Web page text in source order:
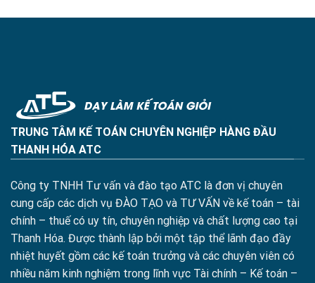
TRUNG TÂM KẾ TOÁN CHUYÊN NGHIỆP HÀNG ĐẦU
THANH HÓA ATC
Công ty TNHH Tư vấn và đào tạo ATC là đơn vị chuyên
cung cấp các dịch vụ ĐÀO TẠO và TƯ VẤN về kế toán – tài
chính – thuế có uy tín, chuyên nghiệp và chất lượng cao tại
Thanh Hóa. Được thành lập bởi một tập thể lãnh đạo đầy
nhiệt huyết gồm các kế toán trưởng và các chuyên viên có
nhiều năm kinh nghiệm trong lĩnh vực Tài chính – Kế toán –